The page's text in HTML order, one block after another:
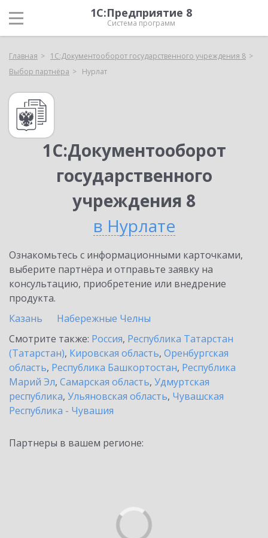
1С:Предприятие 8
Система программ
Главная
1С:Документооборот государственного учреждения 8
Выбор партнёра
Нурлат
1С:Документооборот
государственного
учреждения 8
в Нурлате
Ознакомьтесь с информационными карточками,
выберите партнёра и отправьте заявку на
консультацию, приобретение или внедрение
продукта.
Казань
Набережные Челны
Смотрите также: Россия, Республика Татарстан
(Татарстан), Кировская область, Оренбургская
область, Республика Башкортостан, Республика
Марий Эл, Самарская область, Удмуртская
республика, Ульяновская область, Чувашская
Республика - Чувашия
Партнеры в вашем регионе: